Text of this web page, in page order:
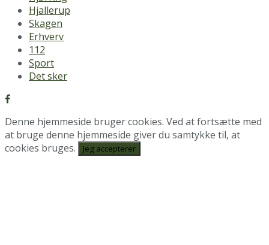
Hjallerup
Skagen
Erhverv
112
Sport
Det sker
Denne hjemmeside bruger cookies. Ved at fortsætte med
at bruge denne hjemmeside giver du samtykke til, at
cookies bruges.
Jeg accepterer